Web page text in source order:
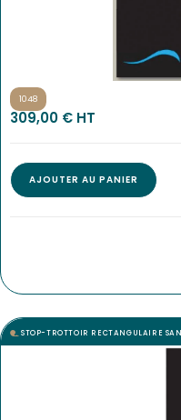
1048
309,00 € HT
AJOUTER AU PANIER
STOP-TROTTOIR RECTANGULAIRE